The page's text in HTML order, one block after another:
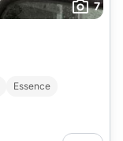
7
Essence